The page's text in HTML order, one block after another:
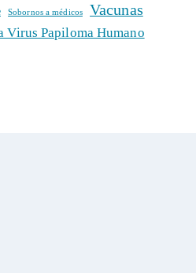
Sobornos a médicos Vacunas
Virus Papiloma Humano